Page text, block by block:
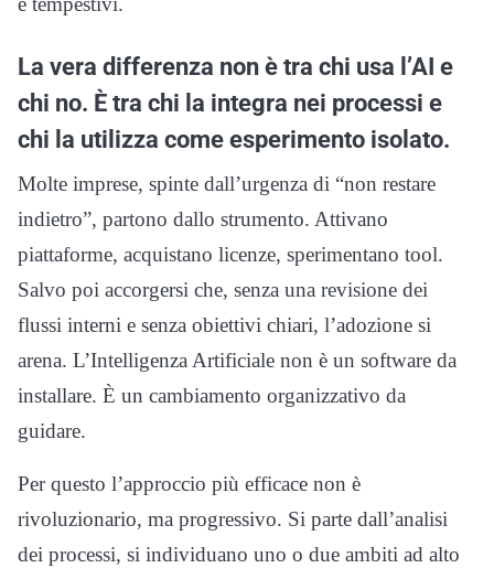
La vera differenza non è tra chi usa l’AI e
chi no. È tra chi la integra nei processi e
chi la utilizza come esperimento isolato.
Molte imprese, spinte dall’urgenza di “non restare
indietro”, partono dallo strumento. Attivano
piattaforme, acquistano licenze, sperimentano tool.
Salvo poi accorgersi che, senza una revisione dei
flussi interni e senza obiettivi chiari, l’adozione si
arena. L’Intelligenza Artificiale non è un software da
installare. È un cambiamento organizzativo da
guidare.
Per questo l’approccio più efficace non è
rivoluzionario, ma progressivo. Si parte dall’analisi
dei processi, si individuano uno o due ambiti ad alto